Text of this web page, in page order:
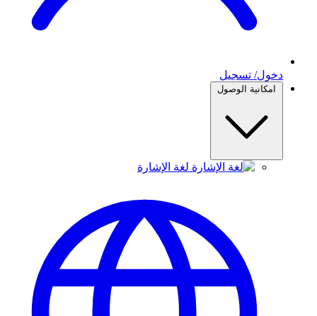
دخول/ تسجيل
امكانية الوصول
لغة الإشارة